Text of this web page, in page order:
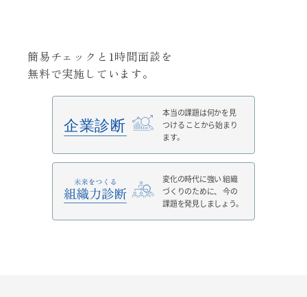
簡易チェックと1時間面談を
無料で実施しています。
本当の課題は何かを見
つける ことから始まり
ます。
変化の時代に強い組織
づくりのために、
今の
課題を発見しましょう。